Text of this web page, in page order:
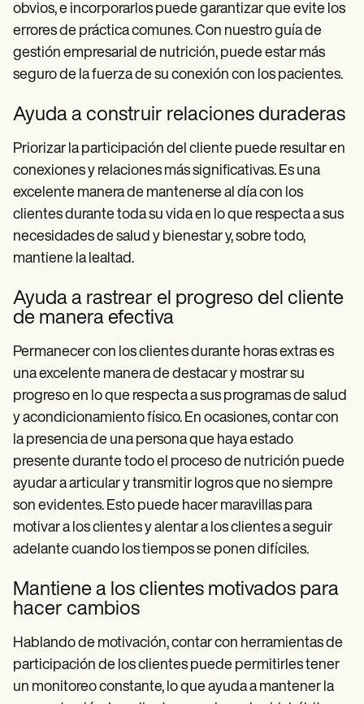
obvios, e incorporarlos puede garantizar que evite los
errores de práctica comunes. Con nuestro guía de
gestión empresarial de nutrición, puede estar más
seguro de la fuerza de su conexión con los pacientes.
Ayuda a construir relaciones duraderas
Priorizar la participación del cliente puede resultar en
conexiones y relaciones más significativas. Es una
excelente manera de mantenerse al día con los
clientes durante toda su vida en lo que respecta a sus
necesidades de salud y bienestar y, sobre todo,
mantiene la lealtad.
Ayuda a rastrear el progreso del cliente
de manera efectiva
Permanecer con los clientes durante horas extras es
una excelente manera de destacar y mostrar su
progreso en lo que respecta a sus programas de salud
y acondicionamiento físico. En ocasiones, contar con
la presencia de una persona que haya estado
presente durante todo el proceso de nutrición puede
ayudar a articular y transmitir logros que no siempre
son evidentes. Esto puede hacer maravillas para
motivar a los clientes y alentar a los clientes a seguir
adelante cuando los tiempos se ponen difíciles.
Mantiene a los clientes motivados para
hacer cambios
Hablando de motivación, contar con herramientas de
participación de los clientes puede permitirles tener
un monitoreo constante, lo que ayuda a mantener la